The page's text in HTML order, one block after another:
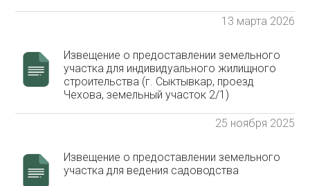
13 марта 2026
Извещение о предоставлении земельного
участка для индивидуального жилищного
строительства (г. Сыктывкар, проезд
Чехова, земельный участок 2/1)
25 ноября 2025
Извещение о предоставлении земельного
участка для ведения садоводства